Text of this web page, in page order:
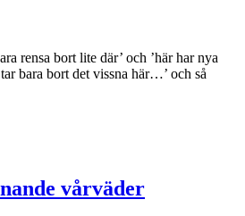
rensa bort lite där’ och ’här har nya
bara bort det vissna här…’ och så
vårväder